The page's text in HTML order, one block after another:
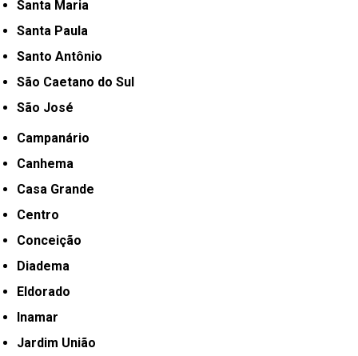
Santa Maria
Santa Paula
Santo Antônio
São Caetano do Sul
São José
Campanário
Canhema
Casa Grande
Centro
Conceição
Diadema
Eldorado
Inamar
Jardim União